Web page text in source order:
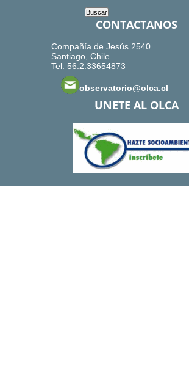
CONTACTANOS
Compañía de Jesús 2540
Santiago, Chile.
Tel: 56.2.33654873
observatorio@olca.cl
UNETE AL OLCA